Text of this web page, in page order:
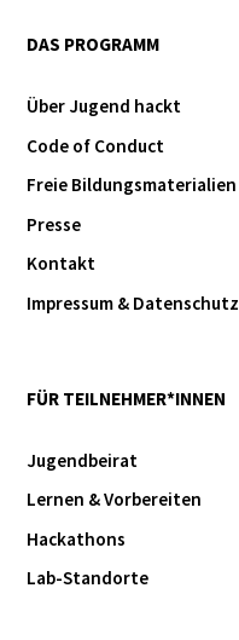
DAS PROGRAMM
Über Jugend hackt
Code of Conduct
Freie Bildungsmaterialien
Presse
Kontakt
Impressum & Datenschutz
FÜR TEILNEHMER*INNEN
Jugendbeirat
Lernen & Vorbereiten
Hackathons
Lab-Standorte